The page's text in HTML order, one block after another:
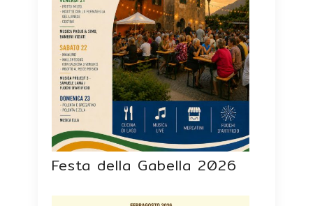
Festa della Gabella 2026